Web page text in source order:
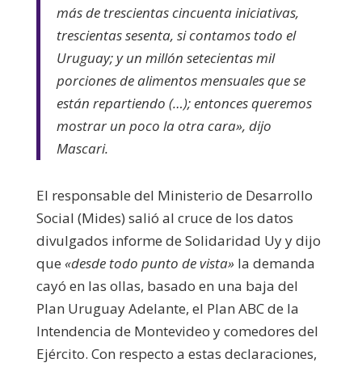
más de trescientas cincuenta iniciativas,
trescientas sesenta, si contamos todo el
Uruguay; y un millón setecientas mil
porciones de alimentos mensuales que se
están repartiendo (…); entonces queremos
mostrar un poco la otra cara», dijo
Mascari.
El responsable del Ministerio de Desarrollo
Social (Mides) salió al cruce de los datos
divulgados informe de Solidaridad Uy y dijo
que «desde todo punto de vista»la demanda
cayó en las ollas, basado en una baja del
Plan Uruguay Adelante, el Plan ABC de la
Intendencia de Montevideo y comedores del
Ejército. Con respecto a estas declaraciones,